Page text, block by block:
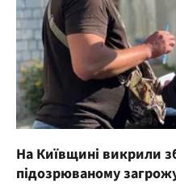
На Київщині викрили
підозрюваному